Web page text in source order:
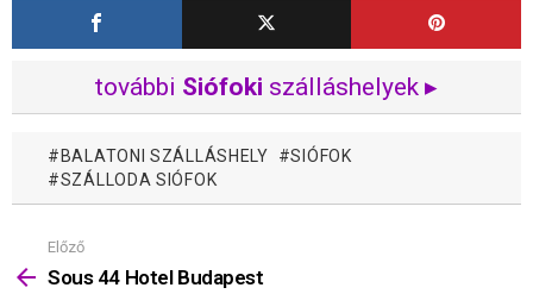
további Siófoki szálláshelyek ▸
BALATONI SZÁLLÁSHELY
SIÓFOK
SZÁLLODA SIÓFOK
Mutass
többet
Előző
Sous 44 Hotel Budapest